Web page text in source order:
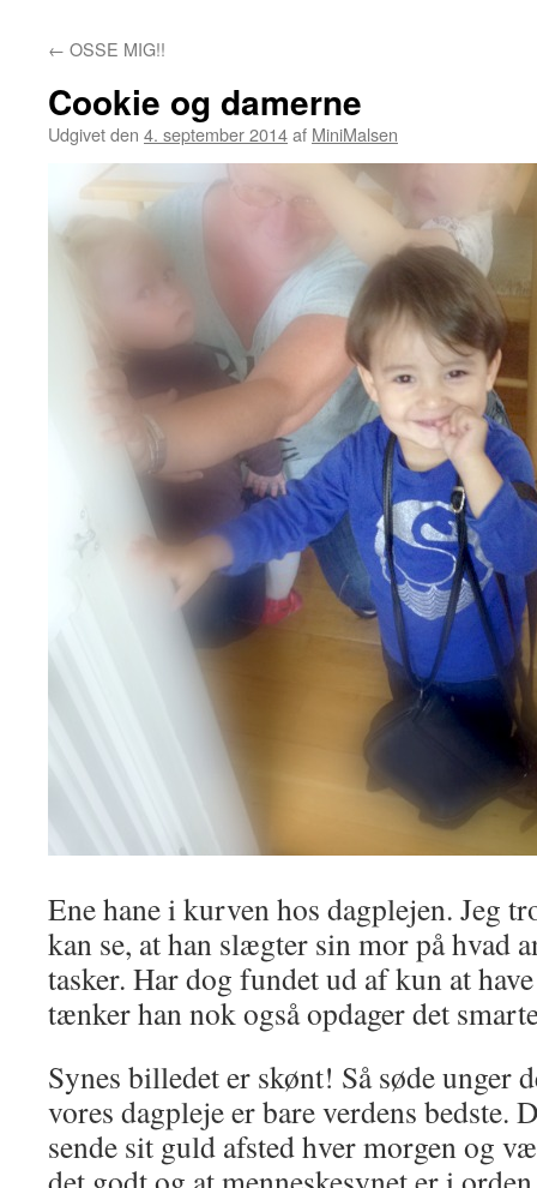
← OSSE MIG!!
Cookie og damerne
Udgivet den 4. september 2014af MiniMalsen
Ene hane i kurven hos dagplejen. Jeg
kan se, at han slægter sin mor på hvad
tasker. Har dog fundet ud af kun at
tænker han nok også opdager det
Synes billedet er skønt! Så søde unger
vores dagpleje er bare verdens bedste.
sende sit guld afsted hver morgen og